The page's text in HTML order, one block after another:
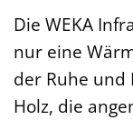
Die WEKA
nur eine
der Ruhe und
Holz, die